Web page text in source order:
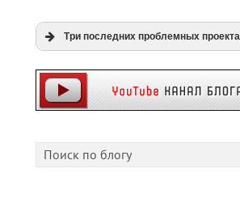
Три последних проблемных проекта
Playpayouts
Cfgliberty